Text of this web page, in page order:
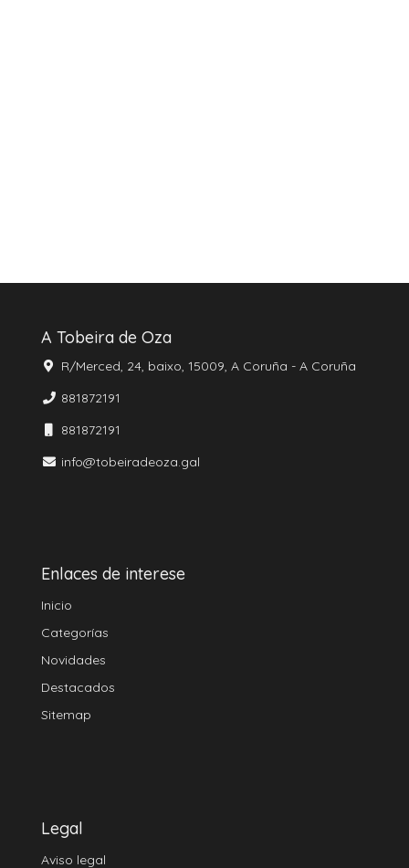
A Tobeira de Oza
R/Merced, 24, baixo, 15009, A Coruña - A Coruña
881872191
881872191
info@tobeiradeoza.gal
Enlaces de interese
Inicio
Categorías
Novidades
Destacados
Sitemap
Legal
Aviso legal